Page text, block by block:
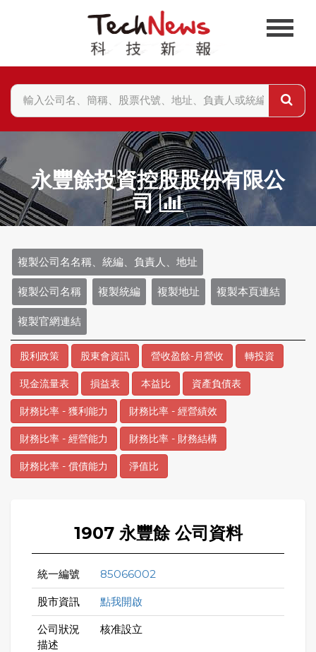
永豐餘投資控股股份有限公
司
複製公司名名稱、統編、負責人、地址
複製公司名稱 複製統編 複製地址 複製本頁連結
複製官網連結
股利政策 股東會資訊 營收盈餘-月營收 轉投資
現金流量表 損益表 本益比 資產負債表
財務比率 - 獲利能力 財務比率 - 經營績效
財務比率 - 經營能力 財務比率 - 財務結構
財務比率 - 償債能力 淨值比
1907 永豐餘 公司資料
統一編號 85066002
股市資訊 點我開啟
公司狀況
描述
核准設立